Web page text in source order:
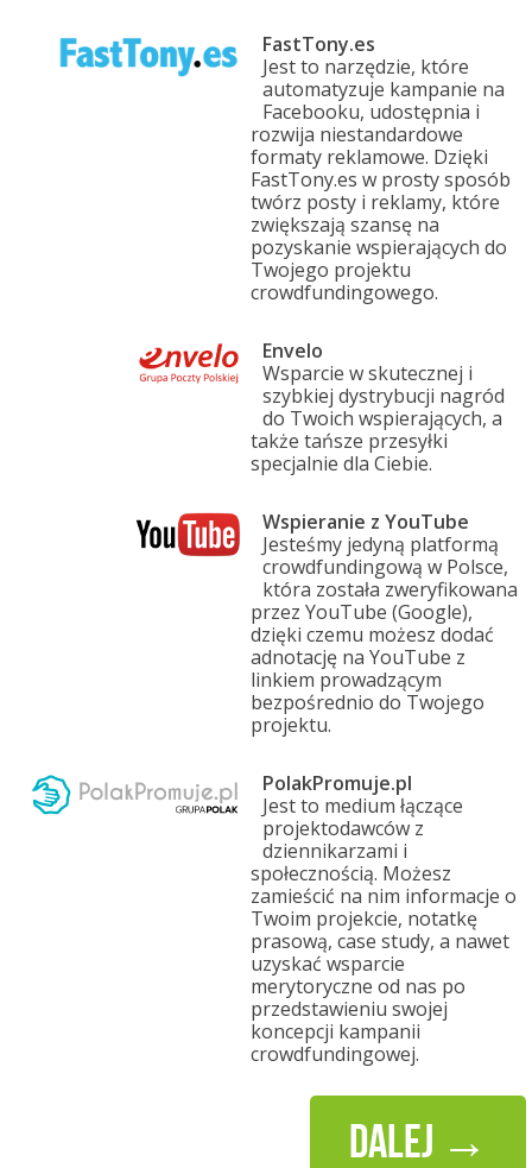
FastTony.es
Jest to narzędzie, które
automatyzuje kampanie na
Facebooku, udostępnia i
rozwija niestandardowe
formaty reklamowe. Dzięki
FastTony.es w prosty sposób
twórz posty i reklamy, które
zwiększają szansę na
pozyskanie wspierających do
Twojego projektu
crowdfundingowego.
Envelo
Wsparcie w skutecznej i
szybkiej dystrybucji nagród
do Twoich wspierających, a
także tańsze przesyłki
specjalnie dla Ciebie.
Wspieranie z YouTube
Jesteśmy jedyną platformą
crowdfundingową w Polsce,
która została zweryfikowana
przez YouTube (Google),
dzięki czemu możesz dodać
adnotację na YouTube z
linkiem prowadzącym
bezpośrednio do Twojego
projektu.
PolakPromuje.pl
Jest to medium łączące
projektodawców z
dziennikarzami i
społecznością. Możesz
zamieścić na nim informacje o
Twoim projekcie, notatkę
prasową, case study, a nawet
uzyskać wsparcie
merytoryczne od nas po
przedstawieniu swojej
koncepcji kampanii
crowdfundingowej.
dalej →